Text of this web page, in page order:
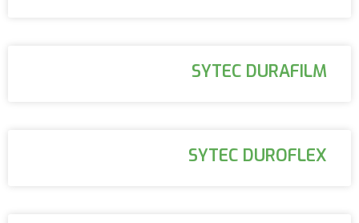
SYTEC DURAFILM
SYTEC DUROFLEX